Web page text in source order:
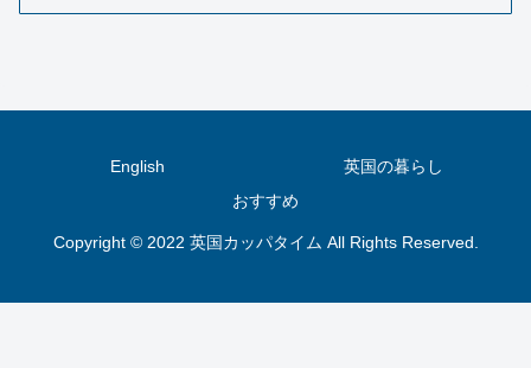
English
英国の暮らし
おすすめ
Copyright © 2022 英国カッパタイム All Rights Reserved.